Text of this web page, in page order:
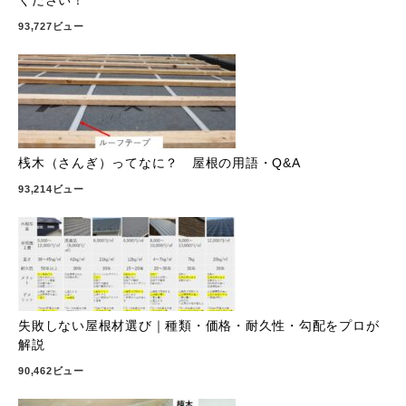
93,727ビュー
桟木（さんぎ）ってなに？ 屋根の用語・Q&A
93,214ビュー
失敗しない屋根材選び｜種類・価格・耐久性・勾配をプロが
解説
90,462ビュー